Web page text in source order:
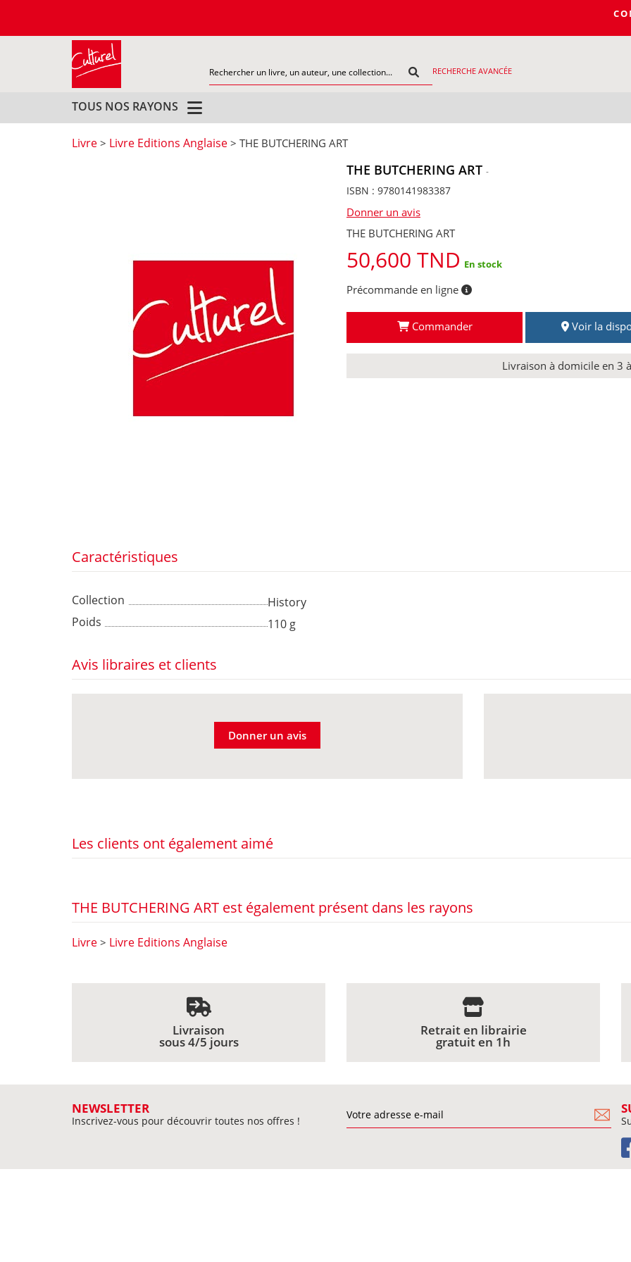
RECHERCHE AVANCÉE
TOUS NOS RAYONS
Livre > Livre Editions Anglaise > THE BUTCHERING ART
THE BUTCHERING ART -
ISBN : 9780141983387
Donner un avis
THE BUTCHERING ART
50,600 TND En stock
Précommande en ligne
Commander Voir la
Livraison à domicile en 3
Caractéristiques
Collection
History
Poids
110 g
Avis libraires et clients
Donner un avis
Les clients ont également aimé
THE BUTCHERING ART est également présent dans les rayons
Livre > Livre Editions Anglaise
Livraison
sous 4/5 jours
Retrait en librairie
gratuit en 1h
NEWSLETTER
Inscrivez-vous pour découvrir toutes nos offres !